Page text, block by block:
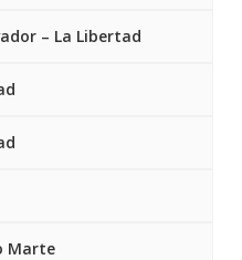
– La Libertad
Marte